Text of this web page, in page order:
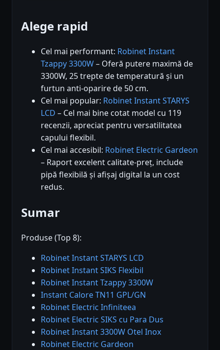
Alege rapid
Cel mai performant: Robinet Instant
Tzappy 3300W– Oferă putere maximă de
3300W, 25 trepte de temperatură și un
furtun anti-oparire de 50 cm.
Cel mai popular: Robinet Instant STARYS
LCD – Cel mai bine cotat model cu 119
recenzii, apreciat pentru versatilitatea
capului flexibil.
Cel mai accesibil: Robinet Electric Gardeon
– Raport excelent calitate-preț, include
pipă flexibilă și afișaj digital la un cost
redus.
Sumar
Produse (Top 8):
Robinet Instant STARYS LCD
Robinet Instant SIKS Flexibil
Robinet Instant Tzappy 3300W
Instant Calore TN11 GPL/GN
Robinet Electric Infiniteea
Robinet Electric SIKS cu Para Dus
Robinet Instant 3300W Otel Inox
Robinet Electric Gardeon